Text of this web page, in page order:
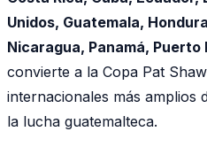
Unidos, Guatemala,
Nicaragua, Panamá, Puerto
convierte a la Copa Pat
internacionales más amplios
la lucha guatemalteca.